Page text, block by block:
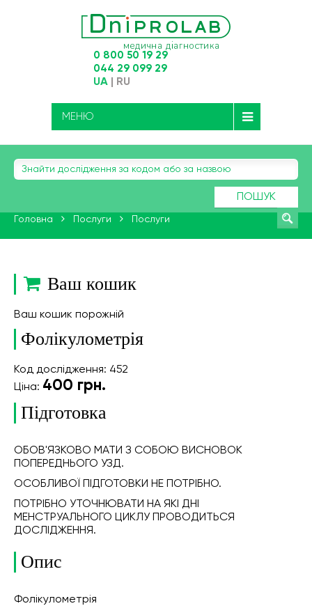
0 800 50 19 29
044 29 099 29
UA RU
МЕНЮ
ПОШУК
Головна Послуги Послуги
Ваш кошик
Ваш кошик порожній
Фолікулометрія
Код дослідження: 452
Ціна: 400 грн.
Підготовка
ОБОВ'ЯЗКОВО МАТИ З СОБОЮ ВИСНОВОК
ПОПЕРЕДНЬОГО УЗД.
ОСОБЛИВОЇ ПІДГОТОВКИ НЕ ПОТРІБНО.
ПОТРІБНО УТОЧНЮВАТИ НА ЯКІ ДНІ
МЕНСТРУАЛЬНОГО ЦИКЛУ ПРОВОДИТЬСЯ
ДОСЛІДЖЕННЯ.
Опис
Фолікулометрія